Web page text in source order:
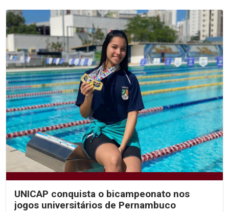
UNICAP conquista o bicampeonato nos
jogos universitários de Pernambuco